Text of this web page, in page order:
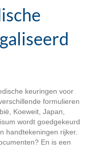
keuringen voor
formulieren
Koeweit, Japan,
wordt goedgekeurd
handtekeningen rijker.
En is een